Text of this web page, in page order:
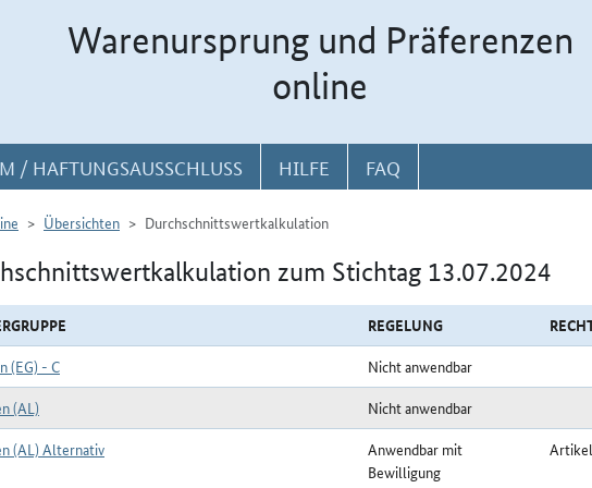
Warenursprung und Präferenzen
online
/ HAFTUNGSAUSSCHLUSS HILFE FAQ
Übersichten Durchschnittswertkalkulation
zum Stichtag 13.07.2024
REGELUNG
(EG) - C
Nicht anwendbar
(AL)
Nicht anwendbar
(AL) Alternativ
Anwendbar mit
Bewilligung